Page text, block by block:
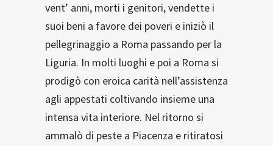
vent’ anni, morti i genitori, vendette i
suoi beni a favore dei poveri e iniziò il
pellegrinaggio a Roma passando per la
Liguria. In molti luoghi e poi a Roma si
prodigò con eroica carità nell’assistenza
agli appestati coltivando insieme una
intensa vita interiore. Nel ritorno si
ammalò di peste a Piacenza e ritiratosi